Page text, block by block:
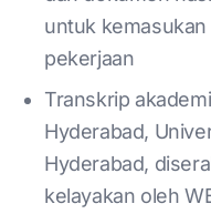
untuk
pekerjaan
Transkrip
Hyderabad,
Hyderabad,
kelayakan oleh